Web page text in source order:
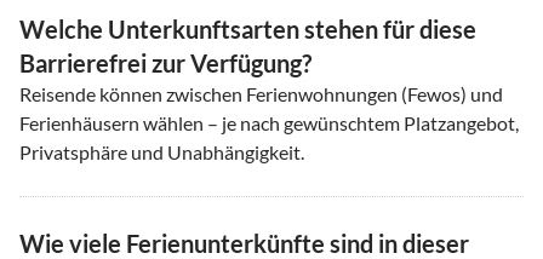
Welche Unterkunftsarten stehen für diese
Barrierefrei zur Verfügung?
Reisende können zwischen Ferienwohnungen (Fewos) und
Ferienhäusern wählen – je nach gewünschtem Platzangebot,
Privatsphäre und Unabhängigkeit.
Wie viele Ferienunterkünfte sind in dieser